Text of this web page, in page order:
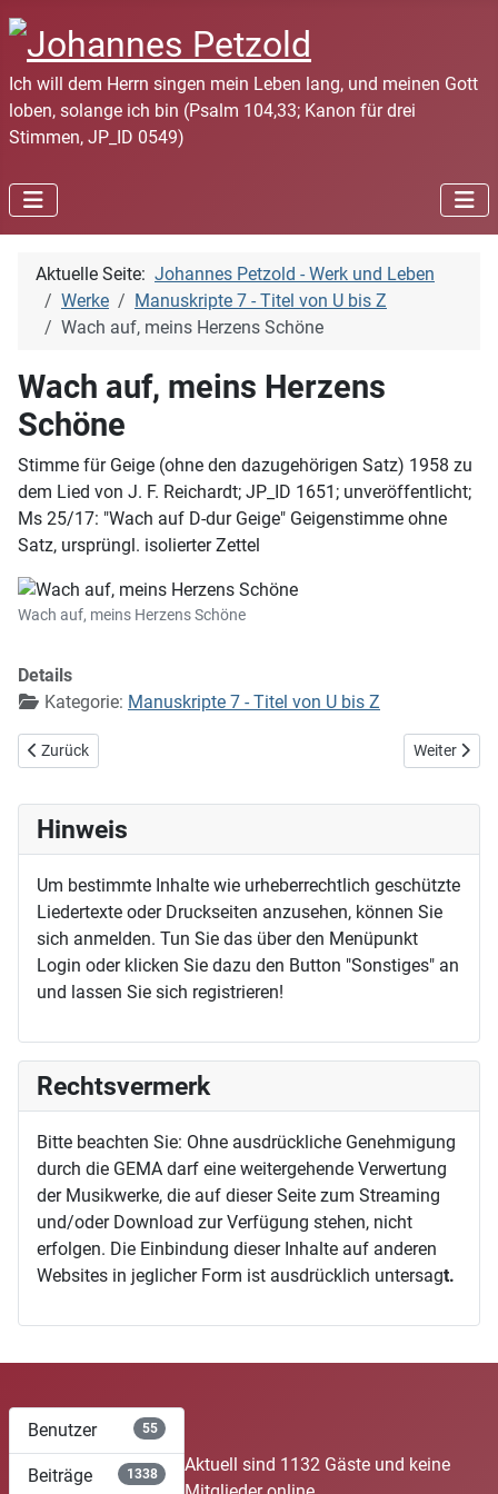
Ich will dem Herrn singen mein Leben lang, und meinen Gott
loben, solange ich bin (Psalm 104,33; Kanon für drei
Stimmen, JP_ID 0549)
Aktuelle Seite: Johannes Petzold - Werk und Leben
Werke
Manuskripte 7 - Titel von U bis Z
Wach auf, meins Herzens Schöne
Wach auf, meins Herzens
Schöne
Stimme für Geige (ohne den dazugehörigen Satz) 1958 zu
dem Lied von J. F. Reichardt; JP_ID 1651; unveröffentlicht;
Ms 25/17: "Wach auf D-dur Geige" Geigenstimme ohne
Satz, ursprüngl. isolierter Zettel
Wach auf, meins Herzens Schöne
Details
Kategorie: Manuskripte 7 - Titel von U bis Z
Vorheriger Beitrag: Wach auf, mein Herz (EG 114)
Zurück Nächster
Weiter
Hinweis
Um bestimmte Inhalte wie urheberrechtlich geschützte
Liedertexte oder Druckseiten anzusehen, können Sie
sich anmelden. Tun Sie das über den Menüpunkt
Login oder klicken Sie dazu den Button "Sonstiges" an
und lassen Sie sich registrieren!
Rechtsvermerk
Bitte beachten Sie: Ohne ausdrückliche Genehmigung
durch die GEMA darf eine weitergehende Verwertung
der Musikwerke, die auf dieser Seite zum Streaming
und/oder Download zur Verfügung stehen, nicht
erfolgen. Die Einbindung dieser Inhalte auf anderen
Websites in jeglicher Form ist ausdrücklich untersagt.
Benutzer 55
Beiträge 1338
Aktuell sind 1132 Gäste und keine